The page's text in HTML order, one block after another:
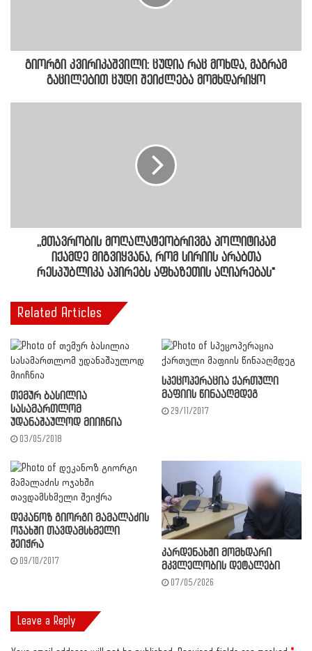
გიორგი კვირიკაშვილი: ცუდია რაც მოხდა, მაგრამ
გაცილებით ცუდი შეიძლება მომხდარიყო
,,მთავრობის მოღალატეობრივმა პოლიტიკამ
იქამდე მიგვიყვანა, რომ სირიის არაბთა
რესპუბლიკა აპირებს აფხაზეთის აღიარებას"
Related Articles
თემურ ბასილია
სასამართლომ
უდანაშაულოდ მიიჩნია
03/05/2018
სპეცოპერაცია ქართული
მაფიის წინააღმდეგ
29/11/2017
დეკანოზ გიორგი მამალაძის
ოჯახში თავდამსხმელი
შეიჭრა
09/10/2017
კარდენახში მომხდარი
მკვლელობის დეტალები
07/05/2026
Leave a Reply